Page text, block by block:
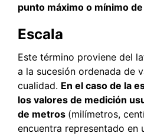
punto máximo o mínimo
Escala
Este término proviene del
a la sucesión ordenada de
cualidad. En el caso de la
los valores de medición
de metros (milímetros,
encuentra representado en